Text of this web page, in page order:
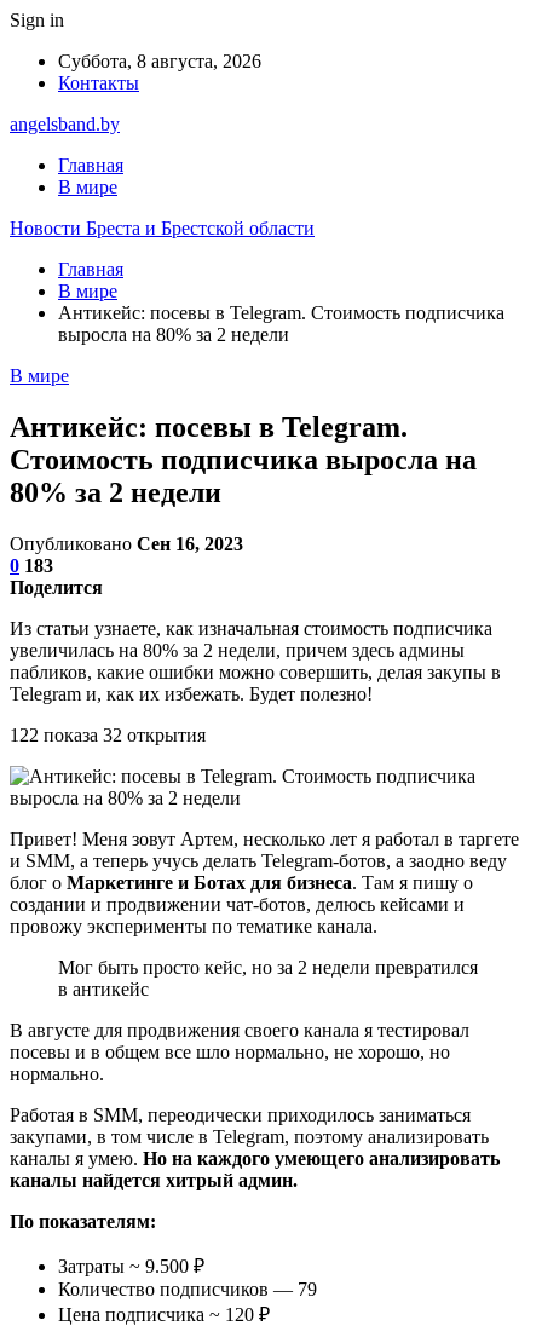
Sign in
Суббота, 8 августа, 2026
Контакты
angelsband.by
Главная
В мире
Новости Бреста и Брестской области
Главная
В мире
Антикейс: посевы в Telegram. Стоимость подписчика
выросла на 80% за 2 недели
В мире
Антикейс: посевы в Telegram.
Стоимость подписчика выросла на
80% за 2 недели
Опубликовано Сен 16, 2023
0 183
Поделится
Из статьи узнаете, как изначальная стоимость подписчика
увеличилась на 80% за 2 недели, причем здесь админы
пабликов, какие ошибки можно совершить, делая закупы в
Telegram и, как их избежать. Будет полезно!
122 показа 32 открытия
Привет! Меня зовут Артем, несколько лет я работал в таргете
и SMM, а теперь учусь делать Telegram-ботов, а заодно веду
блог о Маркетинге и Ботах для бизнеса. Там я пишу о
создании и продвижении чат-ботов, делюсь кейсами и
провожу эксперименты по тематике канала.
Мог быть просто кейс, но за 2 недели превратился
в антикейс
В августе для продвижения своего канала я тестировал
посевы и в общем все шло нормально, не хорошо, но
нормально.
Работая в SMM, переодически приходилось заниматься
закупами, в том числе в Telegram, поэтому анализировать
каналы я умею. Но на каждого умеющего анализировать
каналы найдется хитрый админ.
По показателям:
Затраты ~ 9.500 ₽
Количество подписчиков — 79
Цена подписчика ~ 120 ₽